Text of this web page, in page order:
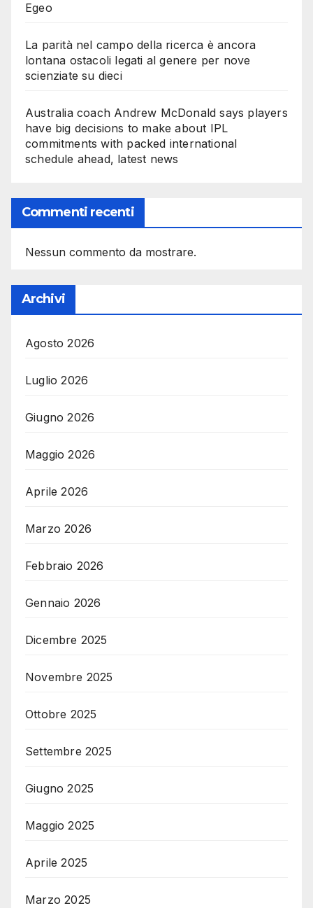
Egeo
La parità nel campo della ricerca è ancora
lontana ostacoli legati al genere per nove
scienziate su dieci
Australia coach Andrew McDonald says players
have big decisions to make about IPL
commitments with packed international
schedule ahead, latest news
Commenti recenti
Nessun commento da mostrare.
Archivi
Agosto 2026
Luglio 2026
Giugno 2026
Maggio 2026
Aprile 2026
Marzo 2026
Febbraio 2026
Gennaio 2026
Dicembre 2025
Novembre 2025
Ottobre 2025
Settembre 2025
Giugno 2025
Maggio 2025
Aprile 2025
Marzo 2025